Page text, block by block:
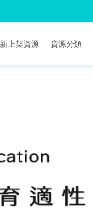
新上架資源 資源分類